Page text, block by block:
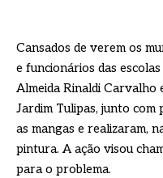
Cansados de verem os
e funcionários das
Almeida Rinaldi Carvalho
Jardim Tulipas, junto com
as mangas e realizaram,
pintura. A ação visou
para o problema.